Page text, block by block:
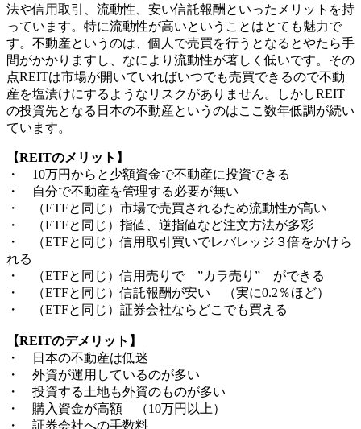
法や信用取引、流動性、安い信託報酬といったメリットを持
っています。特に流動性が高いということはとても魅力で
す。不動産というのは、個人で売買を行うとなるとやたら手
間がかかりますし、なにより流動性が著しく低いです。その
点REITは市場が開いていればいつでも売買できるので不動
産を塩漬けにするようなリスクがありません。しかしREIT
の投資先となる日本の不動産というのはここ数年低調が続い
ています。
【REITのメリット】
・ 10万円からと少額資金で不動産に投資できる
・ 自分で不動産を管理する必要が無い
・ （ETFと同じ）市場で売買されるため流動性が高い
・ （ETFと同じ）指値、逆指値など注文方法が多彩
・ （ETFと同じ）信用取引買いでレバレッジ３倍をかけら
れる
・ （ETFと同じ）信用売りで ”カラ売り” ができる
・ （ETFと同じ）信託報酬が安い （実に0.2％ほど）
・ （ETFと同じ）証券会社ならどこでも買える
【REITのデメリット】
・ 日本の不動産は低迷
・ 外資が運用しているのが多い
・ 投資する土地も外資のものが多い
・ 購入資金が高額 （10万円以上）
・ 証券会社への手数料